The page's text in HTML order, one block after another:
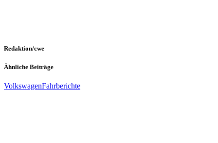
Redaktion/cwe
Ähnliche Beiträge
VolkswagenFahrberichte